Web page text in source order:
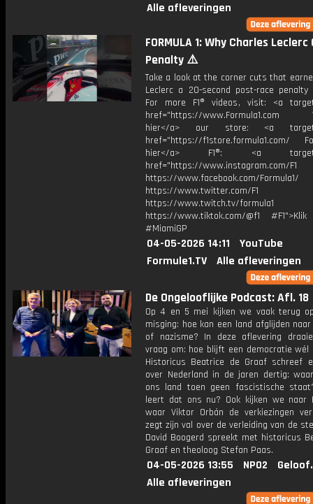
Alle afleveringen
FORMULA 1: Why Charles Leclerc
Penalty ⚠️
Take a look at the corner cuts that
Leclerc a 20-second post-race penalty
For more F1® videos, visit: <a
href="https://www.Formula1.com
hier</a> our store: <a
href="https://f1store.formula1.com/
hier</a> F1®: <a
href="https://www.instagram.com/F1
https://www.facebook.com/Formula1/
https://www.twitter.com/F1
https://www.twitch.tv/formula1
https://www.tiktok.com/@f1
#MiamiGP
04-05-2026 14:11
YouTube
Formule1.TV
Alle afleveringen
De Ongelooflijke Podcast: Afl. 18
Op 4 en 5 mei kijken we vaak terug
misging: hoe kan een land afglijden
of nazisme? In deze aflevering
vraag om: hoe blijft een democratie wél
Historicus Beatrice de Graaf schreef
over Nederland in de jaren dertig:
ons land toen geen fascistische
leert dat ons nu? Ook kijken we naar
waar Viktor Orbán de verkiezingen
zegt zijn val over de verleiding van de
David Boogerd spreekt met historicus
Graaf en theoloog Stefan Paas.
04-05-2026 13:55 NPO2
Alle afleveringen